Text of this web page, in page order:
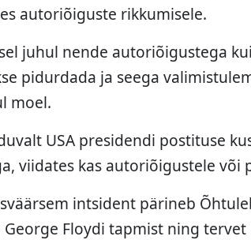
autoriõiguste rikkumisele.
juhul nende autoriõigustega
pidurdada ja seega
moel.
USA presidendi postituse
viidates kas autoriõigustele või
intsident pärineb
Floydi tapmist ning